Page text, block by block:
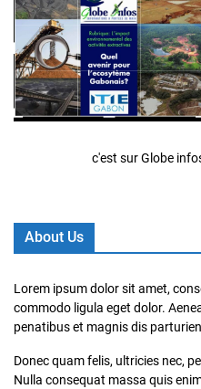
c'est sur Globe
About Us
Lorem ipsum dolor sit amet,
commodo ligula eget dolor.
penatibus et magnis dis
Donec quam felis, ultricies nec,
Nulla consequat massa quis